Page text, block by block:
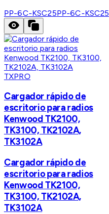
PP-6C-KSC25PP-6C-KSC25
TXPRO
Cargador rápido de
escritorio para radios
Kenwood TK2100,
TK3100, TK2102A,
TK3102A
Cargador rápido de
escritorio para radios
Kenwood TK2100,
TK3100, TK2102A,
TK3102A